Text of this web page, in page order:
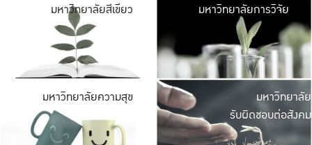
มหาวิทยาลัยสีเขียว มหาวิ
มีพื้นที่เขียวสดใส
เป็นป่าในเมือง เกษต
มหาวิทยาลัยการวิจัย
มหาวิทยาลัยความสุข มหาวิ
ค
เปิดประ
และพบเรื่องราวใ
มหาวิทยาลัย
รับผิดชอบต่อสังคม